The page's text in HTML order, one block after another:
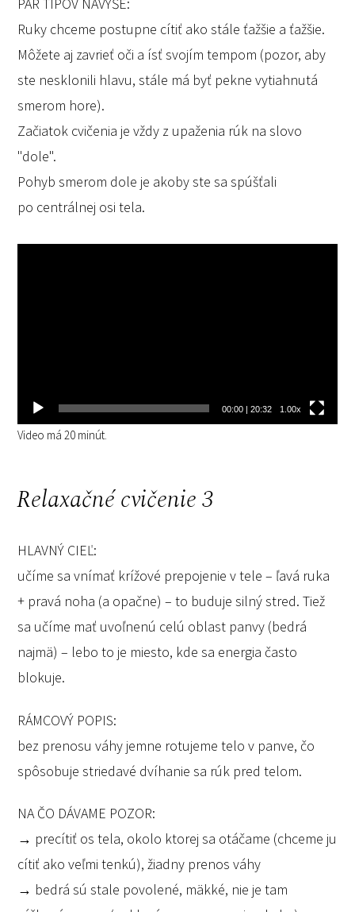
PÁR TIPOV NAVYŠE:
Ruky chceme postupne cítiť ako stále ťažšie a ťažšie.
Môžete aj zavrieť oči a ísť svojím tempom (pozor, aby
ste nesklonili hlavu, stále má byť pekne vytiahnutá
smerom hore).
Začiatok cvičenia je vždy z upaženia rúk na slovo
"dole".
Pohyb smerom dole je akoby ste sa spúšťali
po centrálnej osi tela.
00:00| 20:32 1.00x
Video má 20 minút.
Relaxačné cvičenie 3
HLAVNÝ CIEĽ:
učíme sa vnímať krížové prepojenie v tele – ľavá ruka
+ pravá noha (a opačne) – to buduje silný stred. Tiež
sa učíme mať uvoľnenú celú oblast panvy (bedrá
najmä) – lebo to je miesto, kde sa energia často
blokuje.
RÁMCOVÝ POPIS:
bez prenosu váhy jemne rotujeme telo v panve, čo
spôsobuje striedavé dvíhanie sa rúk pred telom.
NA ČO DÁVAME POZOR:
→ precítiť os tela, okolo ktorej sa otáčame (chceme ju
cítiť ako veľmi tenkú), žiadny prenos váhy
→ bedrá sú stale povolené, mäkké, nie je tam